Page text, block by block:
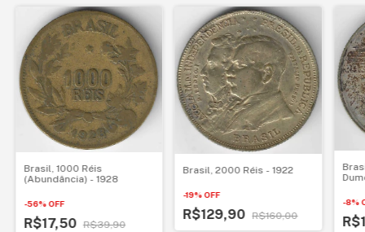
Brasil, 1000 Réis
(Abundância) - 1928
-56%OFF
R$17,50 R$39,90
Brasil, 2000 Réis - 1922
-19%OFF
R$129,90 R$160,00
-8%